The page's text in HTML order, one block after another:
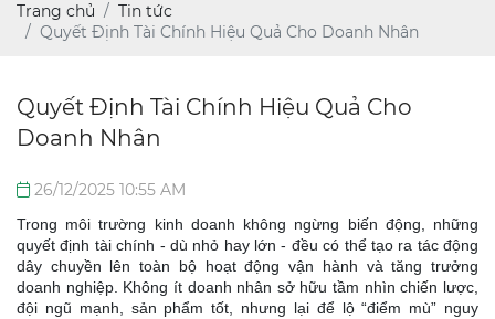
Trang chủ
Tin tức
Quyết Định Tài Chính Hiệu Quả Cho Doanh Nhân
Quyết Định Tài Chính Hiệu Quả Cho
Doanh Nhân
26/12/2025 10:55 AM
Trong môi trường kinh doanh không ngừng biến động, những
quyết định tài chính - dù nhỏ hay lớn - đều có thể tạo ra tác động
dây chuyền lên toàn bộ hoạt động vận hành và tăng trưởng
doanh nghiệp. Không ít doanh nhân sở hữu tầm nhìn chiến lược,
đội ngũ mạnh, sản phẩm tốt, nhưng lại để lộ “điểm mù” nguy